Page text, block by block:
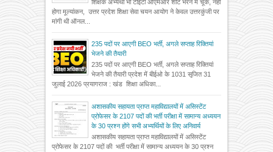
शिक्षक अभ्यर्थी भी टीईटी ओएमआर शीट भरने में चूके, नहीं
होगा मूल्यांकन, उत्तर प्रदेश शिक्षा सेवा चयन आयोग ने केवल उत्तरकुंजी पर
मांगी थी ऑनल...
235 पदों पर आएगी BEO भर्ती, अगले सप्ताह रिक्तियां
भेजने की तैयारी
235 पदों पर आएगी BEO भर्ती, अगले सप्ताह रिक्तियां
भेजने की तैयारी प्रदेश में बीईओ के 1031 सृजित 31
जुलाई 2026 प्रयागराज : खंड शिक्षा अधिका...
अशासकीय सहायता प्राप्त महाविद्यालयों में असिस्टेंट
प्रोफेसर के 2107 पदों की भर्ती परीक्षा में सामान्य अध्ययन
के 30 प्रश्न होंगे सभी अभ्यर्थियों के लिए अनिवार्य
अशासकीय सहायता प्राप्त महाविद्यालयों में असिस्टेंट
प्रोफेसर के 2107 पदों की भर्ती परीक्षा में सामान्य अध्ययन के 30 प्रश्न